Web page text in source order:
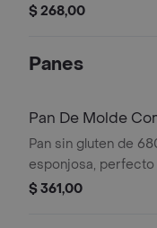
gluten.
$ 268,00
Panes
Pan De Molde
Pan sin gluten de
esponjosa, perfecto
sándwiches.
$ 361,00